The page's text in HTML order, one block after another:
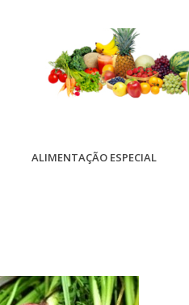
ALIMENTAÇÃO ESPECIAL